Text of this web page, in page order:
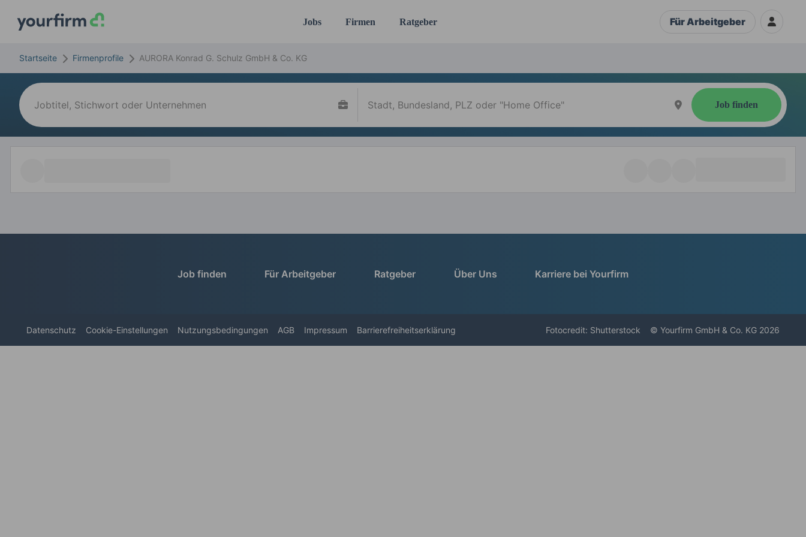
Jobs Firmen Ratgeber Für Arbeitgeber
Startseite Firmenprofile AURORA Konrad G. Schulz GmbH & Co. KG
Job finden
Job finden Für Arbeitgeber Ratgeber Über Uns Karriere bei Yourfirm
Datenschutz Cookie-Einstellungen Nutzungsbedingungen AGB Impressum Barrierefreiheitserklärung Fotocredit: Shutterstock © Yourfirm GmbH & Co. KG 2026